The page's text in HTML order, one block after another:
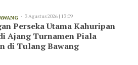
3 Agustus 2026 | 13:09
Perseka Utama Kahuripan
Ajang Turnamen Piala
di Tulang Bawang